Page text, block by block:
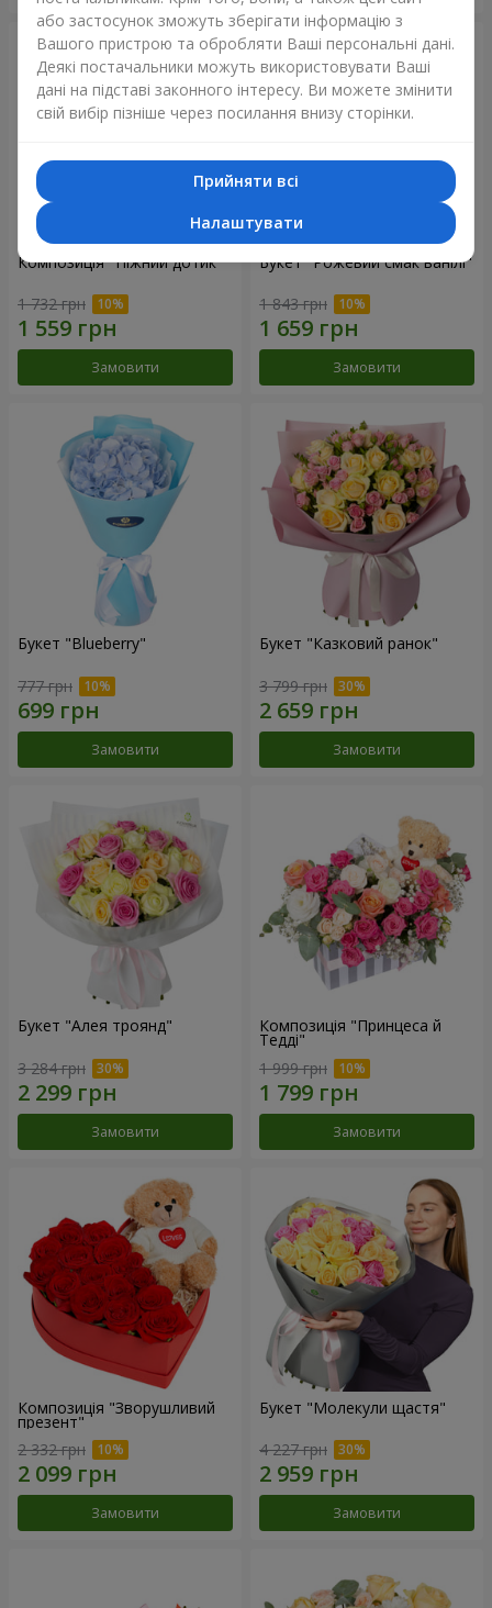
Композиція "Ніжний дотик"
1 732 грн
Замовити
Букет "Рожевий смак ванілі"
1 843 грн
Замовити
Букет "Blueberry"
777 грн
Замовити
Букет "Казковий ранок"
3 799 грн
Замовити
Букет "Алея троянд"
3 284 грн
Замовити
Композиція "Принцеса й
Тедді"
1 999 грн
Замовити
Композиція "Зворушливий
презент"
2 332 грн
Замовити
Букет "Молекули щастя"
4 227 грн
Замовити
або застосунок зможуть зберігати інформацію з
Вашого пристрою та обробляти Ваші персональні дані.
Деякі постачальники можуть використовувати Ваші
дані на підставі законного інтересу. Ви можете змінити
свій вибір пізніше через посилання внизу сторінки.
Прийняти всі
Налаштувати